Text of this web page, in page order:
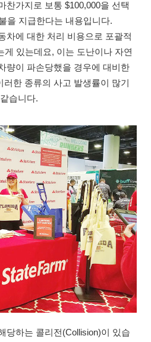
찬가지로 보통 $100,000을 선택
을 지급한다는 내용입니다.
차에 대한 처리 비용으로 포괄적
게 있는데요, 이는 도난이나 자연
량이 파손당했을 경우에 대비한
한 종류의 사고 발생률이 많기
습니다.
당하는 콜리전(Collision)이 있습